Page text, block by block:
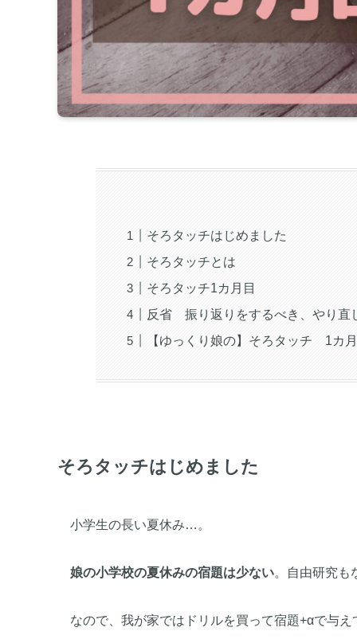
そろタッチはじめました
そろタッチとは
そろタッチ1カ月目
反省 振り返りをするべき、やり直
【ゆっくり娘の】そろタッチ 1カ
そろタッチはじめました
小学生の長い夏休み…。
娘の小学校の夏休みの宿題は少ない。自由研究も
なので、我が家ではドリルを買って宿題+αで与え